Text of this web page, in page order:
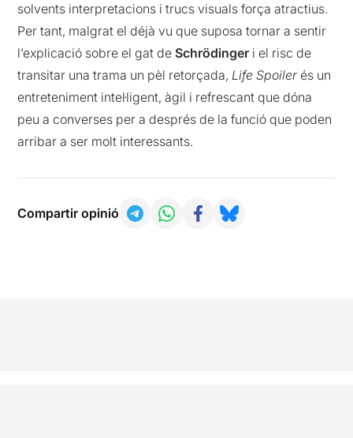
solvents interpretacions i trucs visuals força atractius.
Per tant, malgrat el déjà vu que suposa tornar a sentir
l’explicació sobre el gat deSchrödinger i el risc de
transitar una trama un pèl retorçada,Life Spoilerés un
entreteniment intel·ligent, àgil i refrescant que dóna
peu a converses per a després de la funció que poden
arribar a ser molt interessants.
Compartir opinió